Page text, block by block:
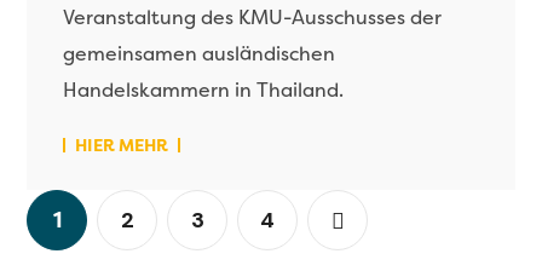
Veranstaltung des KMU-Ausschusses der
gemeinsamen ausländischen
Handelskammern in Thailand.
HIER MEHR
1 2 3 4